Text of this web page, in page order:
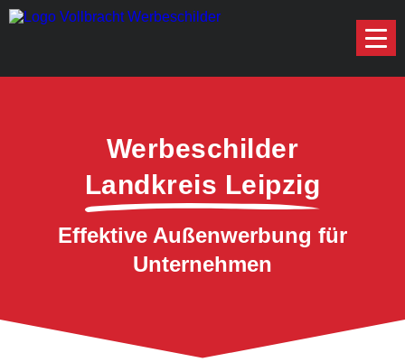
Werbeschilder
Landkreis Leipzig
Effektive Außenwerbung für
Unternehmen